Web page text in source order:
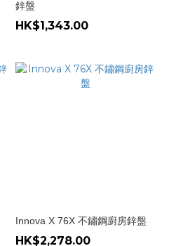
鋅盤
HK$1,343.00
Innova X 76X 不鏽鋼廚房鋅盤
HK$2,278.00